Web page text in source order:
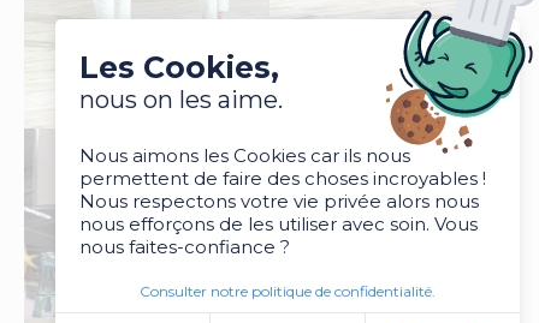
Les Cookies,
nous on les aime.
Nous aimons les Cookies car ils nous
permettent de faire des choses incroyables !
Nous respectons votre vie privée alors nous
nous efforçons de les utiliser avec soin. Vous
nous faites-confiance ?
Consulter notre politique de confidentialité.